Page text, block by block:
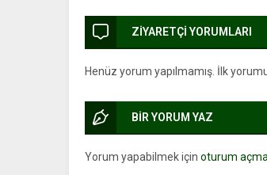
ZİYARETÇİ YORUMLARI
Henüz yorum yapılmamış. İlk
BİR YORUM YAZ
Yorum yapabilmek için oturum